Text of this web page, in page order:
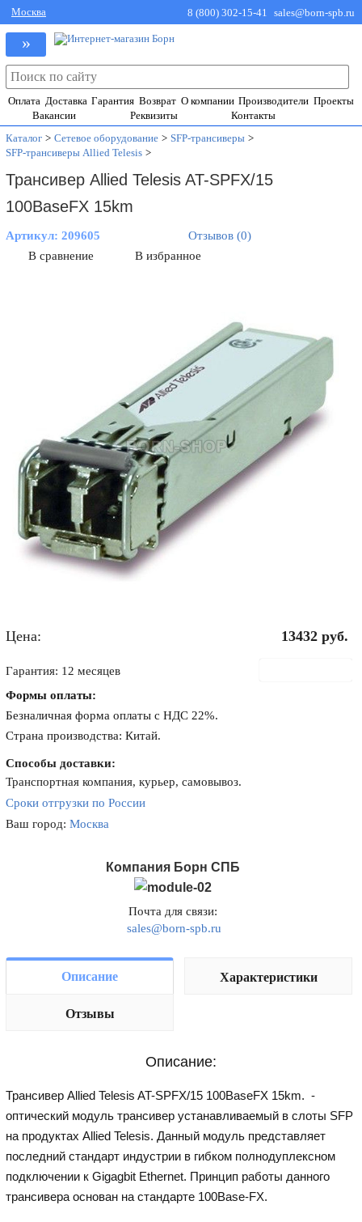
Москва 8 (800) 302-15-41 sales@born-spb.ru
»
Оплата Доставка Гарантия Возврат О компании Производители Проекты
Вакансии
Реквизиты
Контакты
Каталог > Сетевое оборудование > SFP-трансиверы >
SFP-трансиверы Allied Telesis >
Трансивер Allied Telesis AT-SPFX/15
100BaseFX 15km
Артикул:209605
Отзывов (0)
В сравнение
В избранное
Цена: 13432 руб.
Гарантия: 12 месяцев
Формы оплаты:
Безналичная форма оплаты с НДС 22%.
Страна производства: Китай.
Способы доставки:
Транспортная компания, курьер, самовывоз.
Сроки отгрузки по России
Ваш город:Москва
Компания Борн СПБ
Почта для связи:
sales@born-spb.ru
Описание Характеристики
Отзывы
Описание:
Трансивер Allied Telesis AT-SPFX/15 100BaseFX 15km. -
оптический модуль трансивер устанавливаемый в слоты SFP
на продуктах Allied Telesis. Данный модуль представляет
последний стандарт индустрии в гибком полнодуплексном
подключении к Gigagbit Ethernet. Принцип работы данного
трансивера основан на стандарте 100Base-FX.